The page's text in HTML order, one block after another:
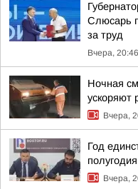
Слюсарь
за труд
Вчера, 20:46
Ночная
ускоряют
Вчера,
Год
полугодия
Вчера,